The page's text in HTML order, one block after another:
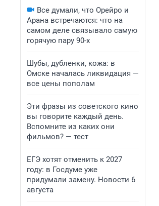
Все думали, что Орейро и
Арана встречаются: что на
самом деле связывало самую
горячую пару 90-х
Шубы, дубленки, кожа: в
Омске началась ликвидация —
все цены пополам
Эти фразы из советского кино
вы говорите каждый день.
Вспомните из каких они
фильмов? — тест
ЕГЭ хотят отменить к 2027
году: в Госдуме уже
придумали замену. Новости 6
августа